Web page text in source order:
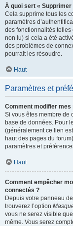
À quoi sert «
Cela supprime tous les
paramètres
des fonctionnalités
non lu) si cela a été
des problèmes de
pourrait les résoudre.
Haut
Paramètres et
Comment modifier mes
Si vous êtes membre de
base de données. Pour
(généralement ce lien
haut des pages du
paramètres et
Haut
Comment empêcher
connectés ?
Depuis votre panneau
trouverez l’option
vous ne serez visible
même. Vous serez